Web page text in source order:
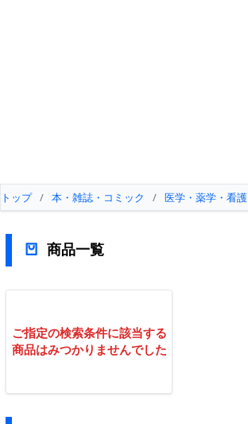
トップ / 本・雑誌・コミック / 医学・薬学・看護
商品一覧
ご指定の検索条件に該当する
商品はみつかりませんでした